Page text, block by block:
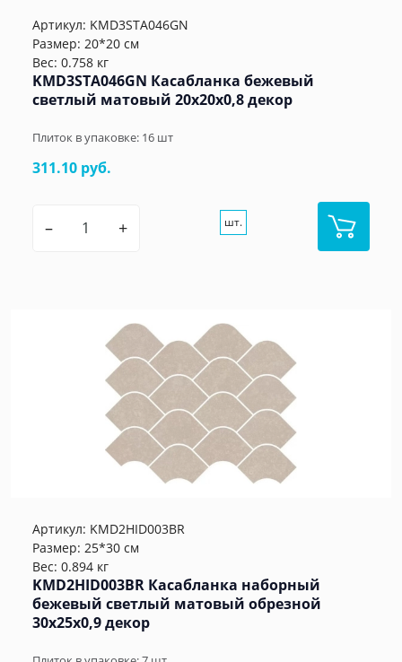
Артикул: KMD3STA046GN
Размер: 20*20 см
Вес: 0.758 кг
KMD3STA046GN Касабланка бежевый
светлый матовый 20x20x0,8 декор
Плиток в упаковке: 16 шт
311.10 руб.
– + шт.
Артикул: KMD2HID003BR
Размер: 25*30 см
Вес: 0.894 кг
KMD2HID003BR Касабланка наборный
бежевый светлый матовый обрезной
30x25x0,9 декор